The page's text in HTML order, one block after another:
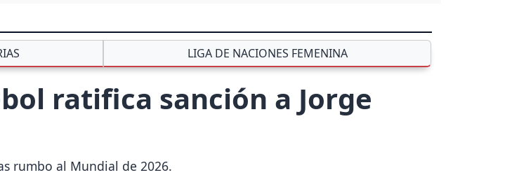
LIGA DE NACIONES FEMENINA
ratifica sanción a Jorge
rumbo al Mundial de 2026.